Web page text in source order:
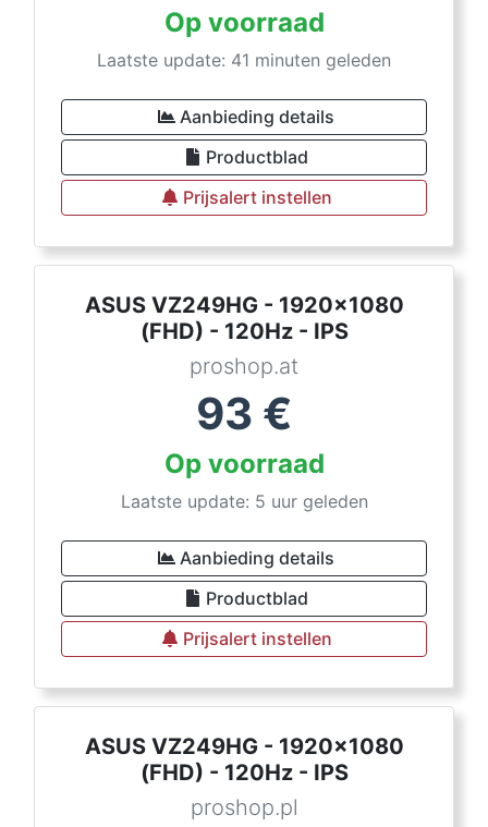
Op voorraad
Laatste update: 41 minuten geleden
Aanbieding details
Productblad
Prijsalert instellen
ASUS VZ249HG - 1920x1080
(FHD) - 120Hz - IPS
proshop.at
93 €
Op voorraad
Laatste update: 5 uur geleden
Aanbieding details
Productblad
Prijsalert instellen
ASUS VZ249HG - 1920x1080
(FHD) - 120Hz - IPS
proshop.pl